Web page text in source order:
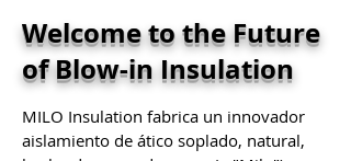
Welcome to the Future
of Blow-in Insulation
MILO Insulation fabrica un innovador
aislamiento de ático soplado, natural,